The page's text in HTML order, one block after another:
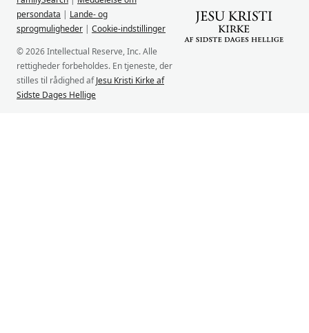
persondata | Lande- og
sprogmuligheder | Cookie-indstillinger
© 2026 Intellectual Reserve, Inc. Alle
rettigheder forbeholdes. En tjeneste, der
stilles til rådighed afJesu Kristi Kirke af
Sidste Dages Hellige